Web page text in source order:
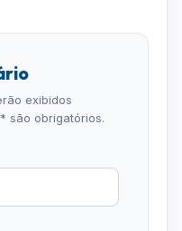
exibidos
são obrigatórios.